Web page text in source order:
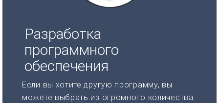
Разработка
программного
обеспечения
Если вы хотите другую программу, вы
можете выбрать из огромного количества